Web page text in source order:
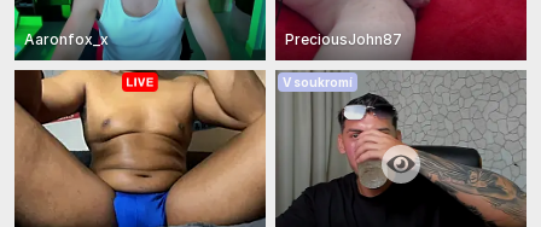
Aaronfox_x PreciousJohn87
V soukromí